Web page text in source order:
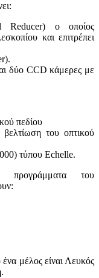
Reducer) ο οποίος
και επιτρέπει
δύο CCD κάμερες με
πεδίου
του οπτικού
τύπου Echelle.
προγράμματα του
μέλος είναι Λευκός